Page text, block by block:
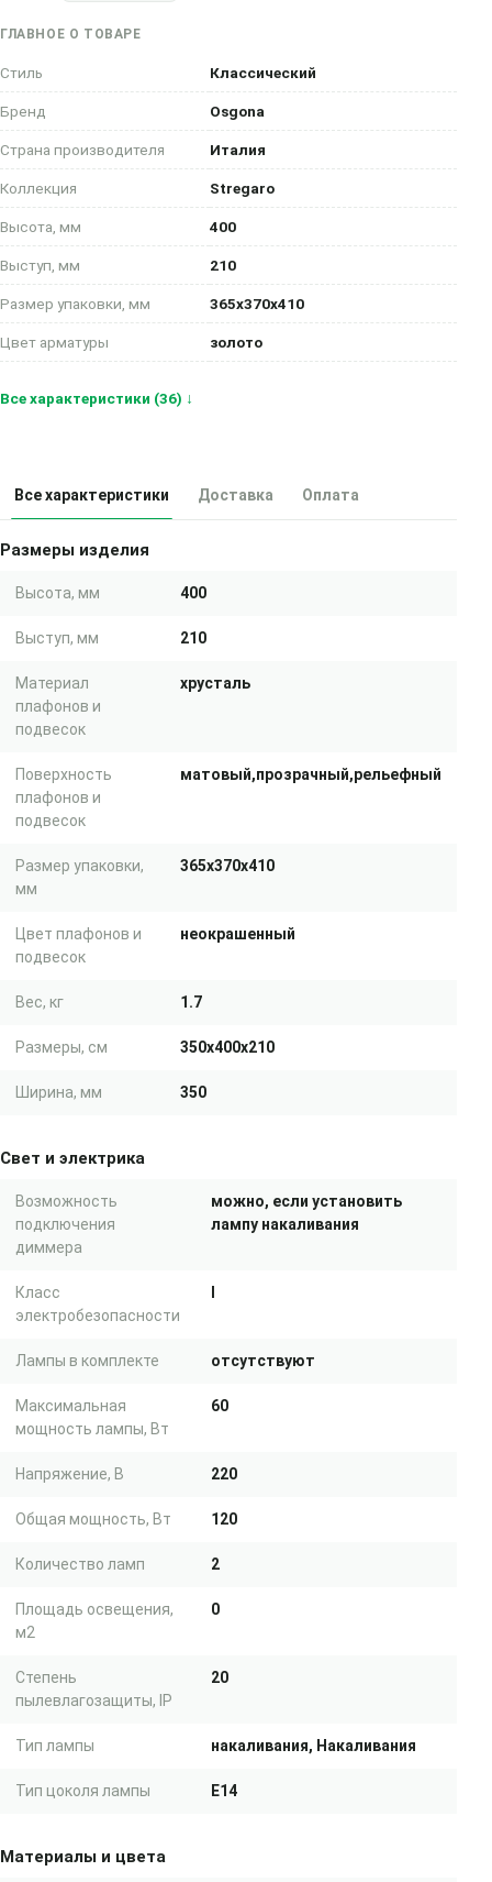
ГЛАВНОЕ О ТОВАРЕ
Стиль Классический
Бренд Osgona
Страна производителя Италия
Коллекция Stregaro
Высота, мм 400
Выступ, мм 210
Размер упаковки, мм 365x370x410
Цвет арматуры золото
Все характеристики (36) ↓
Все характеристики Доставка Оплата
Размеры изделия
Высота, мм 400
Выступ, мм 210
Материал
плафонов и
подвесок
хрусталь
Поверхность
плафонов и
подвесок
матовый,прозрачный,рельефный
Размер упаковки,
мм
365x370x410
Цвет плафонов и
подвесок
неокрашенный
Вес, кг 1.7
Размеры, см 350x400x210
Ширина, мм 350
Свет и электрика
Возможность
подключения
диммера
можно, если установить
лампу накаливания
Класс
электробезопасности
Лампы в комплекте отсутствуют
Максимальная
мощность лампы, Вт
60
Напряжение, В 220
Общая мощность, Вт 120
Количество ламп 2
Площадь освещения,
м2
0
Степень
пылевлагозащиты, IP
20
Тип лампы накаливания, Накаливания
Тип цоколя лампы E14
Материалы и цвета